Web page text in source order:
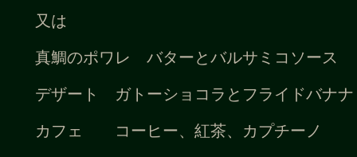
又は
真鯛のポワレ バターとバルサミコソース
デザート ガトーショコラとフライドバナ
カフェ コーヒー、紅茶、カプチーノ